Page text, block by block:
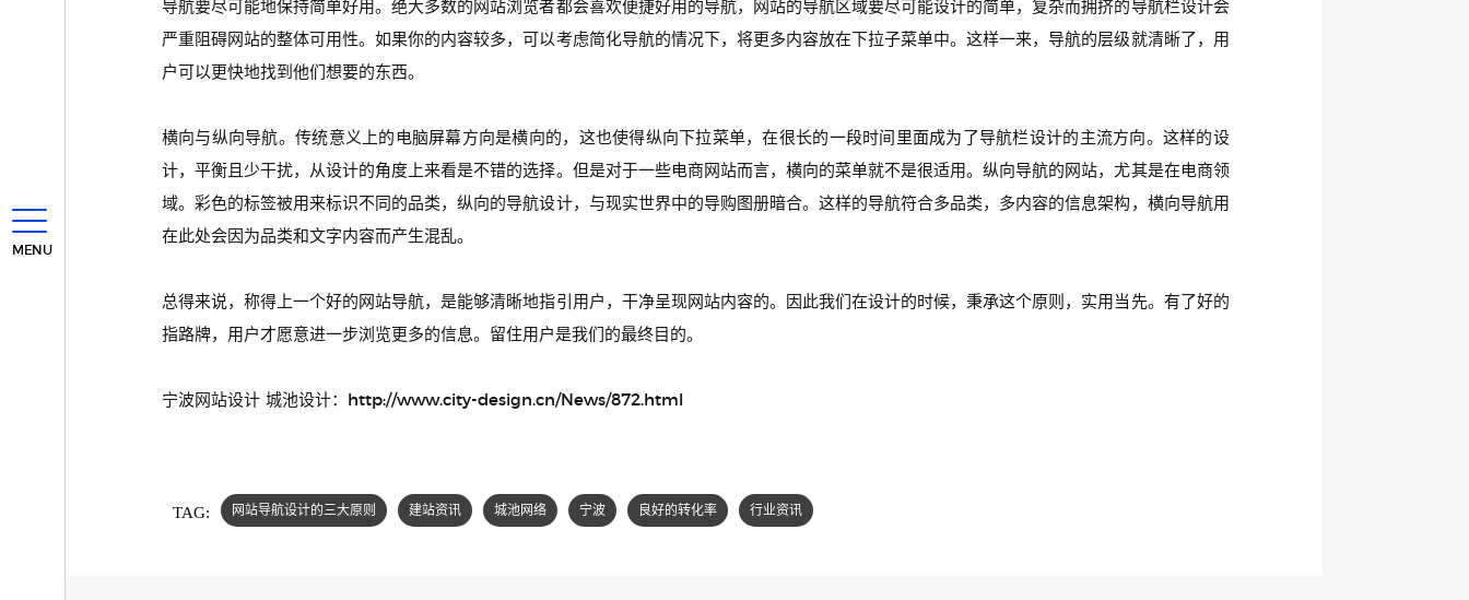
MENU
导航要尽可能地保持简单好用。绝大多数的网站浏览者都会喜欢便捷好用的导航，网站的导航区域要尽可能设计的简单，复杂而拥挤的导航栏设计会
严重阻碍网站的整体可用性。如果你的内容较多，可以考虑简化导航的情况下，将更多内容放在下拉子菜单中。这样一来，导航的层级就清晰了，用
户可以更快地找到他们想要的东西。
横向与纵向导航。传统意义上的电脑屏幕方向是横向的，这也使得纵向下拉菜单，在很长的一段时间里面成为了导航栏设计的主流方向。这样的设
计，平衡且少干扰，从设计的角度上来看是不错的选择。但是对于一些电商网站而言，横向的菜单就不是很适用。纵向导航的网站，尤其是在电商领
域。彩色的标签被用来标识不同的品类，纵向的导航设计，与现实世界中的导购图册暗合。这样的导航符合多品类，多内容的信息架构，横向导航用
在此处会因为品类和文字内容而产生混乱。
总得来说，称得上一个好的网站导航，是能够清晰地指引用户，干净呈现网站内容的。因此我们在设计的时候，秉承这个原则，实用当先。有了好的
指路牌，用户才愿意进一步浏览更多的信息。留住用户是我们的最终目的。
宁波网站设计 城池设计：http://www.city-design.cn/News/872.html
TAG: 网站导航设计的三大原则 建站资讯 城池网络 宁波 良好的转化率 行业资讯